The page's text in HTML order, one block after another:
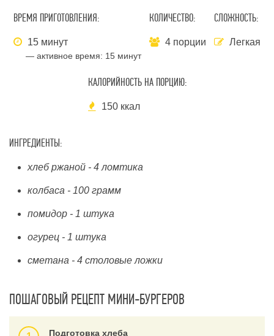
ВРЕМЯ ПРИГОТОВЛЕНИЯ:
15 минут
— активное время: 15 минут
КОЛИЧЕСТВО:
4 порции
СЛОЖНОСТЬ:
Легкая
КАЛОРИЙНОСТЬ НА ПОРЦИЮ:
150 ккал
ИНГРЕДИЕНТЫ:
хлеб ржаной - 4 ломтика
колбаса - 100 грамм
помидор - 1 штука
огурец - 1 штука
сметана - 4 столовые ложки
ПОШАГОВЫЙ РЕЦЕПТ МИНИ-БУРГЕРОВ
Подготовка хлеба